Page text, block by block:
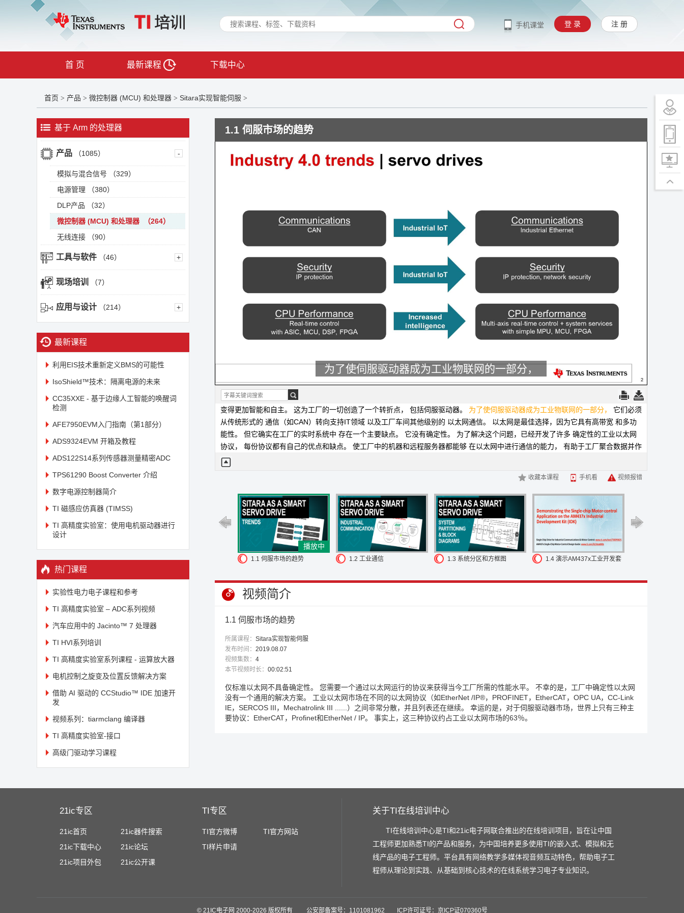
手机课堂 登 录 注 册
首 页 最新课程 下载中心
首页 > 产品 > 微控制器 (MCU) 和处理器 > Sitara实现智能伺服 >
基于 Arm 的处理器
-
产品 （1085）
模拟与混合信号
（329）
电源管理
（380）
DLP产品
（32）
微控制器 (MCU) 和处理器
（264）
无线连接
（90）
+
工具与软件 （46）
现场培训 （7）
+
应用与设计 （214）
最新课程
利用EIS技术重新定义BMS的可能性
IsoShield™技术：隔离电源的未来
CC35XXE - 基于边缘人工智能的唤醒词
检测
AFE7950EVM入门指南（第1部分）
ADS9324EVM 开箱及教程
ADS122S14系列传感器测量精密ADC
TPS61290 Boost Converter 介绍
数字电源控制器简介
TI 磁感应仿真器 (TIMSS)
TI 高精度实验室：使用电机驱动器进行
设计
热门课程
实验性电力电子课程和参考
TI 高精度实验室 – ADC系列视频
汽车应用中的 Jacinto™ 7 处理器
TI HVI系列培训
TI 高精度实验室系列课程 - 运算放大器
电机控制之旋变及位置反馈解决方案
借助 AI 驱动的 CCStudio™ IDE 加速开
发
视频系列：tiarmclang 编译器
TI 高精度实验室-接口
高级门驱动学习课程
1.1 伺服市场的趋势
为了使伺服驱动器成为工业物联网的一部分，
[音乐播放中]今天的工厂正处于 通过增加连接性和每个节点的智能，工厂
变得更加智能和自主。 这为工厂的一切创造了一个转折点， 包括伺服驱动器。 为了使伺服驱动器成为工业物联网的一部分， 它们必须
从传统形式的 通信（如CAN）转向支持IT领域 以及工厂车间其他级别的 以太网通信。 以太网是最佳选择，因为它具有高带宽 和多功
能性。 但它确实在工厂的实时系统中 存在一个主要缺点。 它没有确定性。 为了解决这个问题，已经开发了许多 确定性的工业以太网
协议， 每份协议都有自己的优点和缺点。 使工厂中的机器和远程服务器都能够 在以太网中进行通信的能力， 有助于工厂聚合数据并作
为一个单元
或者更糟糕的是，第三方可以控制工厂，这可能
是一个严重的问
题，取决于工厂内部的情况。如果其中一个设备受到攻击，这些攻击可能来自工厂外部甚至内部。这导致制造商寻求安全功能，
助保护其专有IP以及工业网络的完整性。最后，伺服驱动器级别的一个更突出的趋势是所要求的整体功能的 增加。过去的驱动器通
常只有一个工作 -控制致动器。现在伺服驱动器提供额外的服务， 例如预测性维护以减少设备停机时间；集成Web服务器以实现基于
以及集成的微型PLC以减少整个系统所需的空间并加速伺服驱动器与移动计划之间的通信。 最重要的是，越来越多
有多个电机的机器人系统
导致对伺服驱动器中 多路访问控制能力的需求。在单个伺服驱动器控制板中具有多轴控制器，大幅度
了智能工厂机柜所需的空间。 所有这些额外功能意味着 伺服控制板中的处理单元必须具有比过去更大的功率。正因如此，开发人员
视频报错
手机看
收藏本课程
1.1 伺服市场的趋势
播放中
1.2 工业通信 1.3 系统分区和方框图
1.4 演示AM437x工业开发套
制应用
视频简介
1.1 伺服市场的趋势
所属课程： Sitara实现智能伺服
发布时间： 2019.08.07
视频集数： 4
本节视频时长： 00:02:51
仅标准以太网不具备确定性。 您需要一个通过以太网运行的协议来获得当今工厂所需的性能水平。 不幸的是，工厂中确定性以太网
没有一个通用的解决方案。 工业以太网市场在不同的以太网协议（如EtherNet /IP®，PROFINET，EtherCAT，OPC UA，CC-Link
IE，SERCOS III，Mechatrolink III ......）之间非常分散，并且列表还在继续。 幸运的是，对于伺服驱动器市场，世界上只有三种主
要协议：EtherCAT，Profinet和EtherNet / IP。 事实上，这三种协议约占工业以太网市场的63％。
21ic专区
21ic首页
21ic器件搜索
21ic下载中心
21ic论坛
21ic项目外包
21ic公开课
TI专区
TI官方微博
TI官方网站
TI样片申请
关于TI在线培训中心
TI在线培训中心是TI和21ic电子网联合推出的在线培训项目，旨在让中国
工程师更加熟悉TI的产品和服务，为中国培养更多使用TI的嵌入式、模拟和无
线产品的电子工程师。平台具有网络教学多媒体视音频互动特色，帮助电子工
程师从理论到实践、从基础到核心技术的在线系统学习电子专业知识。
©21IC电子网 2000-2026 版权所有 公安部备案号：1101081962 ICP许可证号：京ICP证070360号